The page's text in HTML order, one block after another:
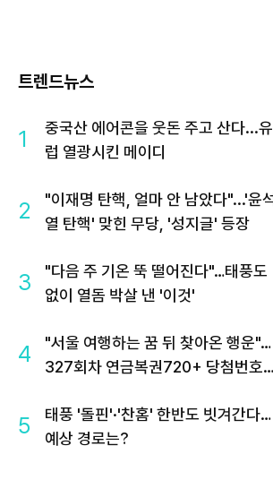
트렌드뉴스
1
중국산 에어콘을 웃돈 주고 산다...유
럽 열광시킨 메이디
2
"이재명 탄핵, 얼마 안 남았다"...'윤
열 탄핵' 맞힌 무당, '성지글' 등장
3
"다음 주 기온 뚝 떨어진다"…태풍도
없이 열돔 박살 낸 '이것'
4
"서울 여행하는 꿈 뒤 찾아온 행운"…
327회차 연금복권720+ 당첨번호조
5
태풍 '돌핀'·'찬홈' 한반도 빗겨간다…
예상 경로는?